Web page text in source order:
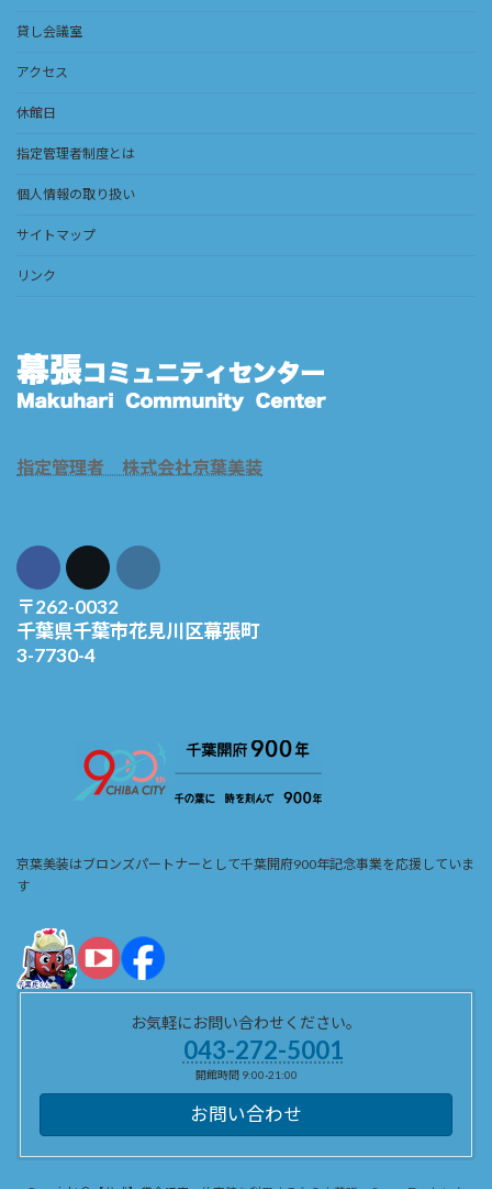
貸し会議室
アクセス
休館日
指定管理者制度とは
個人情報の取り扱い
サイトマップ
リンク
指定管理者 株式会社京葉美装
〒262-0032
千葉県千葉市花見川区幕張町
3-7730-4
京葉美装はブロンズパートナーとして千葉開府900年記念事業を応援していま
す
お気軽にお問い合わせください。
043-272-5001
開館時間 9:00-21:00
お問い合わせ